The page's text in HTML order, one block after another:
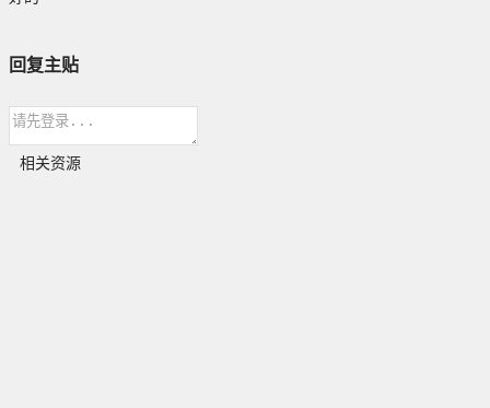
回复主贴
相关资源